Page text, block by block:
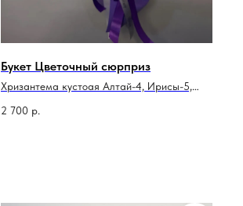
Букет Цветочный сюрприз
Хризантема кустоая Алтай-4, Ирисы-5,
2 700 р.